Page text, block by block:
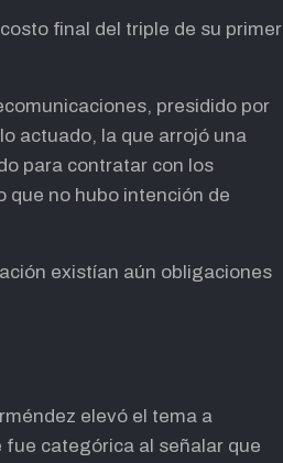
final del triple de su primer
presidido por
actuado, la que arrojó una
para contratar con los
que no hubo intención de
existían aún obligaciones
elevó el tema a
categórica al señalar que